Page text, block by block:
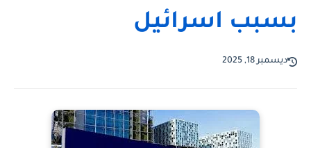
بسبب اسرائيل
ديسمبر 18, 2025